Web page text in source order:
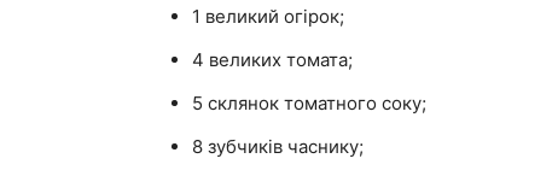
1 великий огірок;
4 великих томата;
5 склянок томатного соку;
8 зубчиків часнику;